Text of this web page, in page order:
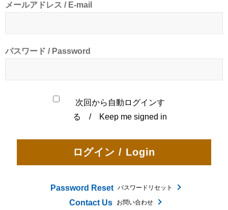
メールアドレス / E-mail
パスワード / Password
次回から自動ログインす
る / Keep me signed in
Password Reset パスワードリセット
Contact Us お問い合わせ